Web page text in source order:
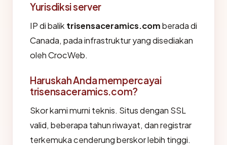
Yurisdiksi server
IP di balik trisensaceramics.comberada di
Canada, pada infrastruktur yang disediakan
oleh CrocWeb.
Haruskah Anda mempercayai
trisensaceramics.com?
Skor kami murni teknis. Situs dengan SSL
valid, beberapa tahun riwayat, dan registrar
terkemuka cenderung berskor lebih tinggi.